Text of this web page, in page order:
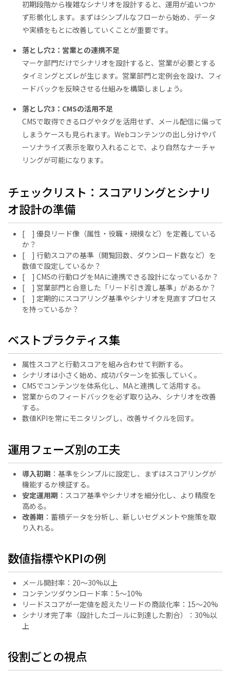
初期段階から複雑なシナリオを設計すると、運用が追いつか
ず形骸化します。まずはシンプルなフローから始め、データ
や実績をもとに改善していくことが重要です。
落とし穴2：営業との連携不足
マーケ部門だけでシナリオを設計すると、営業が必要とする
タイミングとズレが生じます。営業部門と定例会を設け、フィ
ードバックを反映させる仕組みを構築しましょう。
落とし穴3：CMSの活用不足
CMSで取得できるログやタグを活用せず、メール配信に偏って
しまうケースも見られます。Webコンテンツの出し分けやパ
ーソナライズ表示を取り入れることで、より自然なナーチャ
リングが可能になります。
チェックリスト：スコアリングとシナリ
オ設計の準備
[ ] 優良リード像（属性・役職・規模など）を定義している
か？
[ ] 行動スコアの基準（閲覧回数、ダウンロード数など）を
数値で設定しているか？
[ ] CMSの行動ログをMAに連携できる設計になっているか？
[ ] 営業部門と合意した「リード引き渡し基準」があるか？
[ ] 定期的にスコアリング基準やシナリオを見直すプロセス
を持っているか？
ベストプラクティス集
属性スコアと行動スコアを組み合わせて判断する。
シナリオは小さく始め、成功パターンを拡張していく。
CMSでコンテンツを体系化し、MAと連携して活用する。
営業からのフィードバックを必ず取り込み、シナリオを改善
する。
数値KPIを常にモニタリングし、改善サイクルを回す。
運用フェーズ別の工夫
導入初期 ：基準をシンプルに設定し、まずはスコアリングが
機能するか検証する。
安定運用期 ：スコア基準やシナリオを細分化し、より精度を
高める。
改善期 ：蓄積データを分析し、新しいセグメントや施策を取
り入れる。
数値指標やKPIの例
メール開封率：20〜30%以上
コンテンツダウンロード率：5〜10%
リードスコアが一定値を超えたリードの商談化率：15〜20%
シナリオ完了率（設計したゴールに到達した割合）：30%以
上
役割ごとの視点